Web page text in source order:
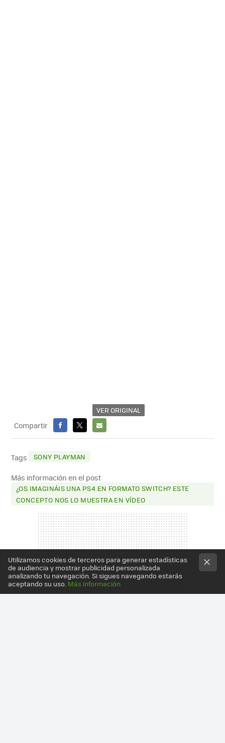
VER ORIGINAL
Compartir
FACEBOOK
X
E-
Tags SONY PLAYMAN
Más información en el post
¿OS IMAGINÁIS UNA PS4 EN FORMATO SWITCH? ESTE
CONCEPTO NOS LO MUESTRA EN VÍDEO
Utilizamos cookies de terceros para generar estadísticas
de audiencia y mostrar publicidad personalizada
analizando tu navegación. Si sigues navegando estarás
aceptando su uso. Más información